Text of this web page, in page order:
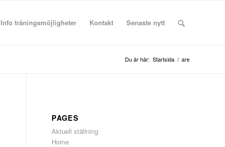
Info träningsmöjligheter Kontakt Senaste nytt
Du är här: Startsida / are
PAGES
Aktuell ställning
Home